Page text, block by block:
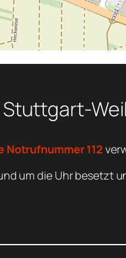
Stuttgart-
Notrufnummer 112
um die Uhr besetzt